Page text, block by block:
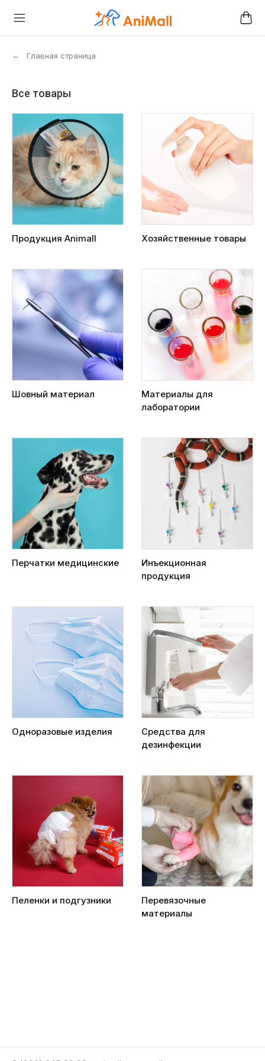
← Главная страница
Все товары
Продукция Animall Хозяйственные товары
Шовный материал
Материалы для
лаборатории
Перчатки медицинские
Инъекционная
продукция
Одноразовые изделия
Средства для
дезинфекции
Пеленки и подгузники
Перевязочные
материалы